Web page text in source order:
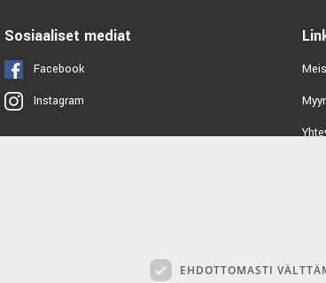
Toolkit
TUOTENUMERO 1095636
Sosiaaliset mediat
Facebook
Instagram
EHDOTTOMASTI